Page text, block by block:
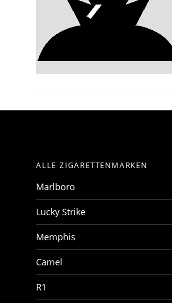
ALLE ZIGARETTENMARKEN
Marlboro
Lucky Strike
Memphis
Camel
R1